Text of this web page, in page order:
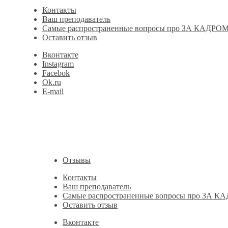
Контакты
Ваш преподаватель
Самые распространенные вопросы про ЗА
Оставить отзыв
Вконтакте
Instagram
Facebok
Ok.ru
E-mail
Отзывы
Контакты
Ваш преподаватель
Самые распространенные вопросы про ЗА
Оставить отзыв
Вконтакте